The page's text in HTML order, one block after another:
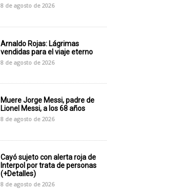
8 de agosto de 2026
Arnaldo Rojas: Lágrimas
vendidas para el viaje eterno
8 de agosto de 2026
Muere Jorge Messi, padre de
Lionel Messi, a los 68 años
8 de agosto de 2026
Cayó sujeto con alerta roja de
Interpol por trata de personas
(+Detalles)
8 de agosto de 2026